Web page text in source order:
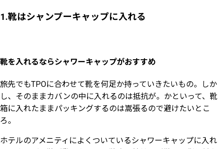
1.靴はシャンプーキャップに入れる
靴を入れるならシャワーキャップがおすすめ
旅先でもTPOに合わせて靴を何足か持っていきたいもの。しか
し、そのままカバンの中に入れるのは抵抗が。かといって、靴
箱に入れたままパッキングするのは嵩張るので避けたいとこ
ろ。
ホテルのアメニティによくついているシャワーキャップに入れ